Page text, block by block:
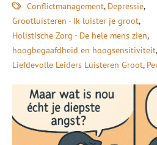
Conflictmanagement Depressie
Grootluisteren - Ik luister je groot
Holistische Zorg - De hele mens zien
hoogbegaafdheid en hoogsensitiviteit
Liefdevolle Leiders Luisteren Groot